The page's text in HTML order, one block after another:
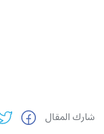
شارك المقال